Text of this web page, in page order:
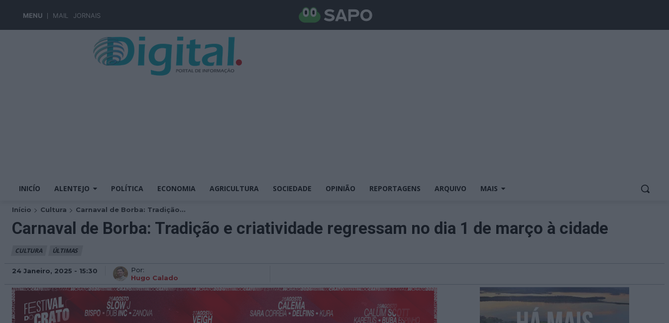
MENU MAIL JORNAIS
INICÍO ALENTEJO POLÍTICA ECONOMIA AGRICULTURA SOCIEDADE OPINIÃO REPORTAGENS ARQUIVO MAIS
Início Cultura Carnaval de Borba: Tradição...
Carnaval de Borba: Tradição e criatividade regressam no dia 1 de março à cidade
CULTURA ÚLTIMAS
24 Janeiro, 2025 - 15:30
Por:
Hugo Calado